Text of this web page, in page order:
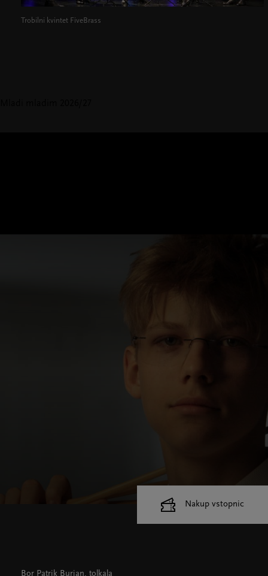
Trobilni kvintet FiveBrass
Bor Patrik Burjan, tolkala
Nakup vstopnic